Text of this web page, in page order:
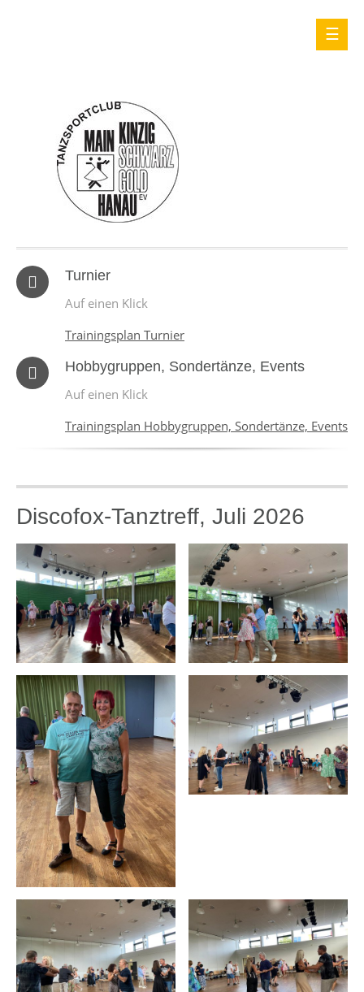
Turnier
Auf einen Klick
Trainingsplan Turnier
Hobbygruppen, Sondertänze, Events
Auf einen Klick
Trainingsplan Hobbygruppen, Sondertänze, Events
Discofox-Tanztreff, Juli 2026